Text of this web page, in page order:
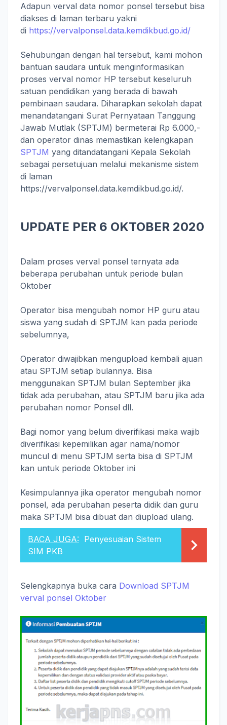
Adapun verval data nomor ponsel tersebut bisa
diakses di laman terbaru yakni
di https://vervalponsel.data.kemdikbud.go.id/
Sehubungan dengan hal tersebut, kami mohon
bantuan saudara untuk menginformasikan
proses verval nomor HP tersebut keseluruh
satuan pendidikan yang berada di bawah
pembinaan saudara. Diharapkan sekolah dapat
menandatangani Surat Pernyataan Tanggung
Jawab Mutlak (SPTJM) bermeterai Rp 6.000,-
dan operator dinas memastikan kelengkapan
SPTJM yang ditandatangani Kepala Sekolah
sebagai persetujuan melalui mekanisme sistem
di laman
https://vervalponsel.data.kemdikbud.go.id/.
UPDATE PER 6 OKTOBER 2020
Dalam proses verval ponsel ternyata ada
beberapa perubahan untuk periode bulan
Oktober
Operator bisa mengubah nomor HP guru atau
siswa yang sudah di SPTJM kan pada periode
sebelumnya,
Operator diwajibkan mengupload kembali ajuan
atau SPTJM setiap bulannya. Bisa
menggunakan SPTJM bulan September jika
tidak ada perubahan, atau SPTJM baru jika ada
perubahan nomor Ponsel dll.
Bagi nomor yang belum diverifikasi maka wajib
diverifikasi kepemilikan agar nama/nomor
muncul di menu SPTJM serta bisa di SPTJM
kan untuk periode Oktober ini
Kesimpulannya jika operator mengubah nomor
ponsel, ada perubahan peserta didik dan guru
maka SPTJM bisa dibuat dan diupload ulang.
BACA JUGA: Penyesuaian Sistem
SIM PKB
Selengkapnya buka cara Download SPTJM
verval ponsel Oktober